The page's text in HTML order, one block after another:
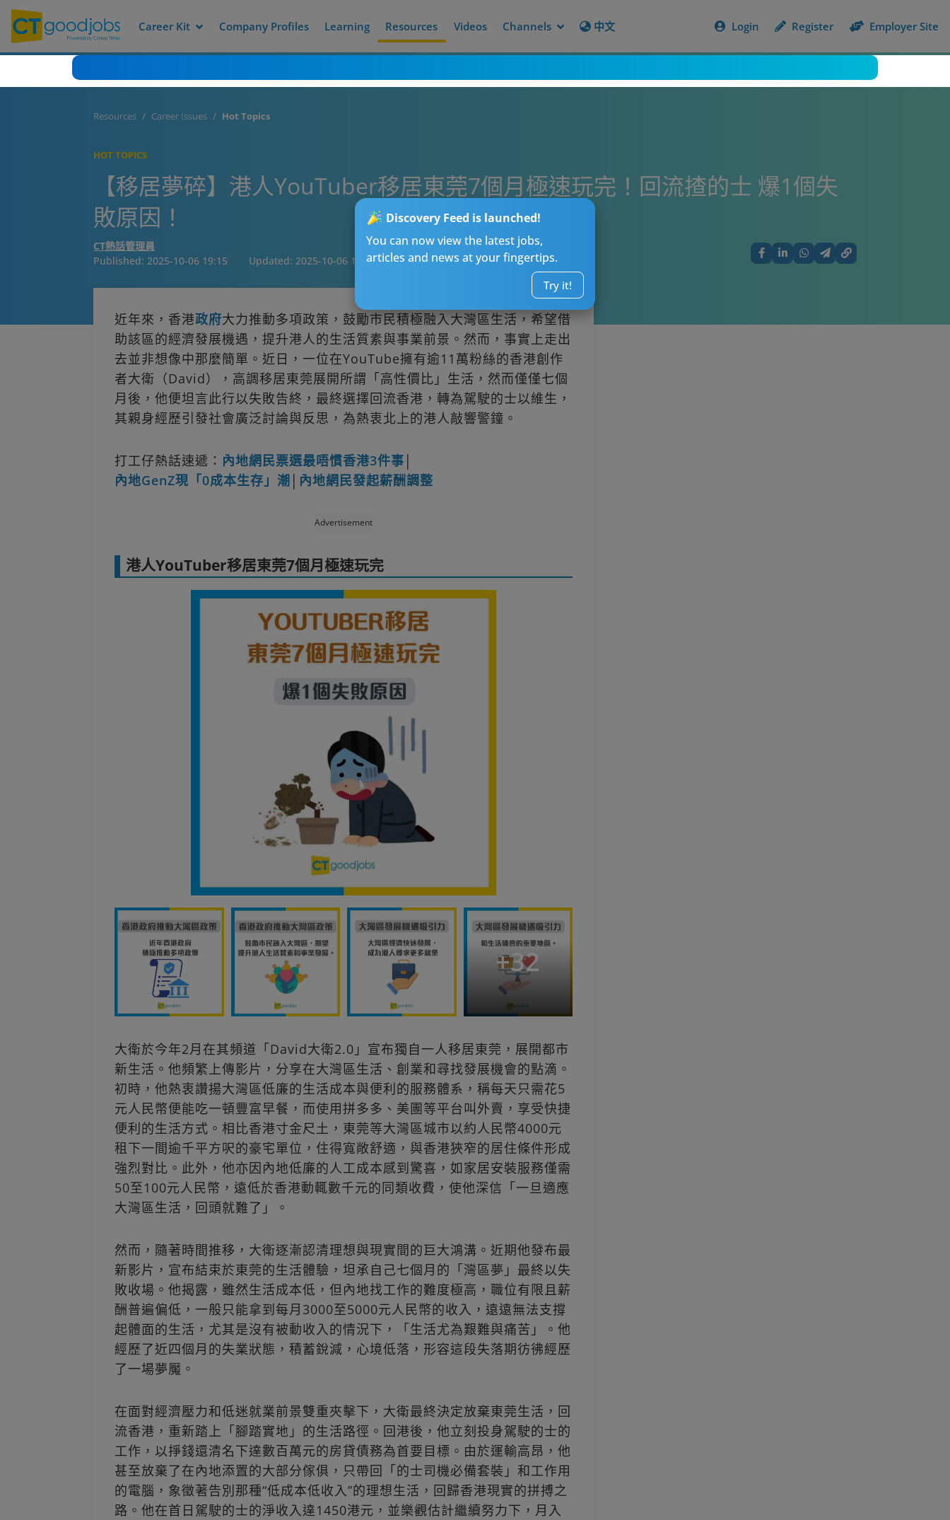
Career Kit Company Profiles Learning Resources Videos Channels 中文 Login Register Employer Site
Discovery Feed is launched!
You can now view the latest jobs,
articles and news at your fingertips.
Try it!
Resources Career Issues Hot Topics
HOT TOPICS
【移居夢碎】港人YouTuber移居東莞7個月極速玩完！回流揸的士 爆1個失
敗原因！
CT熱話管理員
Published: 2025-10-06 19:15 Updated: 2025-10-06 19:15
近年來，香港政府大力推動多項政策，鼓勵市民積極融入大灣區生活，希望借
助該區的經濟發展機遇，提升港人的生活質素與事業前景。然而，事實上走出
去並非想像中那麼簡單。近日，一位在YouTube擁有逾11萬粉絲的香港創作
者大衛（David），高調移居東莞展開所謂「高性價比」生活，然而僅僅七個
月後，他便坦言此行以失敗告終，最終選擇回流香港，轉為駕駛的士以維生，
其親身經歷引發社會廣泛討論與反思，為熱衷北上的港人敲響警鐘。
打工仔熱話速遞： 內地網民票選最唔慣香港3件事
內地GenZ現「0成本生存」潮
內地網民發起薪酬調整
Advertisement
港人YouTuber移居東莞7個月極速玩完
+32
大衛於今年2月在其頻道「David大衛2.0」宣布獨自一人移居東莞，展開都市
新生活。他頻繁上傳影片，分享在大灣區生活、創業和尋找發展機會的點滴。
初時，他熱衷讚揚大灣區低廉的生活成本與便利的服務體系，稱每天只需花5
元人民幣便能吃一頓豐富早餐，而使用拼多多、美團等平台叫外賣，享受快捷
便利的生活方式。相比香港寸金尺土，東莞等大灣區城市以約人民幣4000元
租下一間逾千平方呎的豪宅單位，住得寬敞舒適，與香港狹窄的居住條件形成
強烈對比。此外，他亦因內地低廉的人工成本感到驚喜，如家居安裝服務僅需
50至100元人民幣，遠低於香港動輒數千元的同類收費，使他深信「一旦適應
大灣區生活，回頭就難了」。
然而，隨著時間推移，大衛逐漸認清理想與現實間的巨大鴻溝。近期他發布最
新影片，宣布結束於東莞的生活體驗，坦承自己七個月的「灣區夢」最終以失
敗收場。他揭露，雖然生活成本低，但內地找工作的難度極高，職位有限且薪
酬普遍偏低，一般只能拿到每月3000至5000元人民幣的收入，遠遠無法支撐
起體面的生活，尤其是沒有被動收入的情況下，「生活尤為艱難與痛苦」。他
經歷了近四個月的失業狀態，積蓄銳減，心境低落，形容這段失落期彷彿經歷
了一場夢魘。
在面對經濟壓力和低迷就業前景雙重夾擊下，大衛最終決定放棄東莞生活，回
流香港，重新踏上「腳踏實地」的生活路徑。回港後，他立刻投身駕駛的士的
工作，以掙錢還清名下達數百萬元的房貸債務為首要目標。由於運輸高昂，他
甚至放棄了在內地添置的大部分傢俱，只帶回「的士司機必備套裝」和工作用
的電腦，象徵著告別那種“低成本低收入”的理想生活，回歸香港現實的拼搏之
路。他在首日駕駛的士的淨收入達1450港元，並樂觀估計繼續努力下，月入